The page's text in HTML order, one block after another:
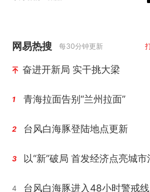
网易热搜 每30分钟更新
奋进开新局 实干挑大梁
1 青海拉面告别“兰州拉面”
2 台风白海豚登陆地点更新
3
4 台风白海豚进入48小时警戒线